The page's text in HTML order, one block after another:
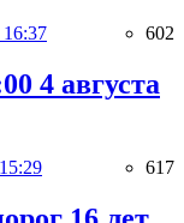
16:37 602
4 августа
617